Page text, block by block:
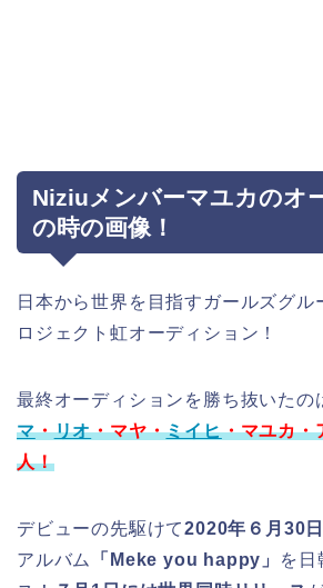
Niziuメンバーマユカのオ
の時の画像！
日本から世界を目指すガールズグル
ロジェクト虹オーディション！
最終オーディションを勝ち抜いたの
マ・リオ・マヤ・ミイヒ・マユカ・
人！
デビューの先駆けて2020年６月30日
アルバム
「Meke you happy」
を日